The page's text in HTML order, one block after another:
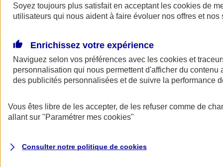
AXA Assurance
Soyez toujours plus satisfait en acceptant les cookies de
utilisateurs qui nous aident à faire évoluer nos offres et nos
Enrichissez votre expérience
Naviguez selon vos préférences avec les cookies et
personnalisation qui nous permettent d'afficher du contenu
des publicités personnalisées et de suivre la performance
Vous êtes libre de les accepter, de les refuser comme de
allant sur "Paramétrer mes cookies"
Consulter notre politique de cookies